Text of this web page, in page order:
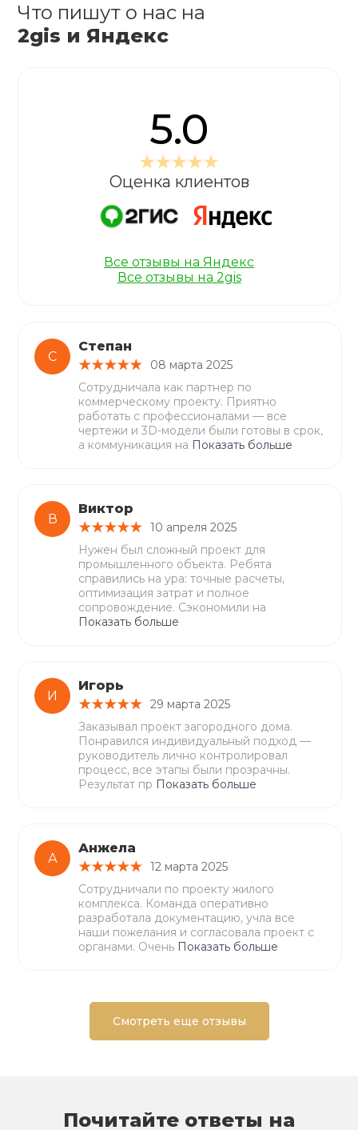
С
Степан
08 марта 2025
Сотрудничала как партнер по
коммерческому проекту. Приятно
работать с профессионалами — все
чертежи и 3D-модели были готовы в срок,
а коммуникация на Показать больше
В
Виктор
10 апреля 2025
Нужен был сложный проект для
промышленного объекта. Ребята
справились на ура: точные расчеты,
оптимизация затрат и полное
сопровождение. Сэкономили на
Показать больше
И
Игорь
29 марта 2025
Заказывал проект загородного дома.
Понравился индивидуальный подход —
руководитель лично контролировал
процесс, все этапы были прозрачны.
Результат пр Показать больше
А
Анжела
12 марта 2025
Сотрудничали по проекту жилого
комплекса. Команда оперативно
разработала документацию, учла все
наши пожелания и согласовала проект с
органами. Очень Показать больше
Что пишут о нас на
2gis и Яндекс
5.0
Оценка клиентов
Все отзывы на Яндекс
Все отзывы на 2gis
Смотреть еще отзывы
Почитайте ответы на